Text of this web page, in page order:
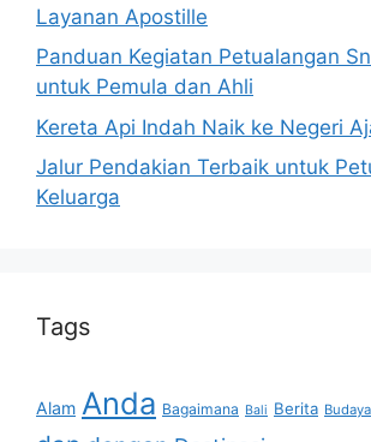
Layanan Apostille
Panduan Kegiatan Petualangan
untuk Pemula dan Ahli
Kereta Api Indah Naik ke Negeri
Jalur Pendakian Terbaik untuk
Keluarga
Tags
Alam Anda Bagaimana Bali Berita Budaya